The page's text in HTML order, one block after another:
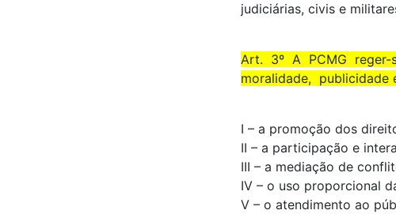
judiciárias, civis e
Art. 3º A PCMG reger-
moralidade, publicidade
I – a promoção dos
II – a participação e
III – a mediação de
IV – o uso proporcional
V – o atendimento ao